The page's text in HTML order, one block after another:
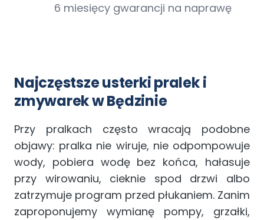
6 miesięcy gwarancji na naprawę
Najczęstsze usterki pralek i
zmywarek w Będzinie
Przy pralkach często wracają podobne
objawy: pralka nie wiruje, nie odpompowuje
wody, pobiera wodę bez końca, hałasuje
przy wirowaniu, cieknie spod drzwi albo
zatrzymuje program przed płukaniem. Zanim
zaproponujemy wymianę pompy, grzałki,